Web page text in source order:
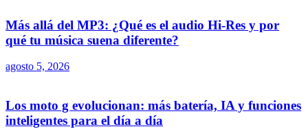
Más allá del MP3: ¿Qué es el audio Hi-Res y por
qué tu música suena diferente?
agosto 5, 2026
Los moto g evolucionan: más batería, IA y funciones
inteligentes para el día a día